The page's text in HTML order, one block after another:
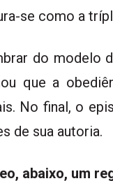
se como a
do modelo
que a
No final, o
de sua autoria.
abaixo, um